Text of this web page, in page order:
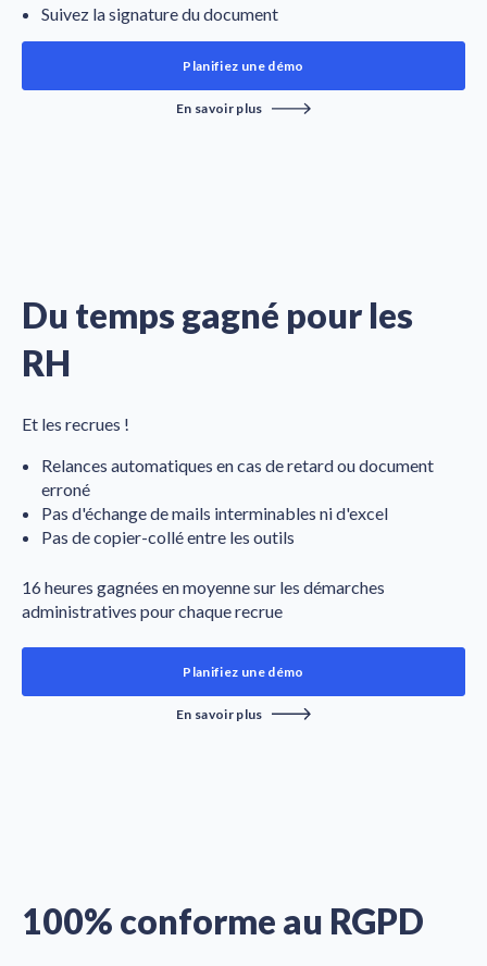
Suivez la signature du document
Planifiez une démo
En savoir plus
Du temps gagné pour les
RH
Et les recrues !
Relances automatiques en cas de retard ou document
erroné
Pas d'échange de mails interminables ni d'excel
Pas de copier-collé entre les outils
16 heures gagnées en moyenne sur les démarches
administratives pour chaque recrue
Planifiez une démo
En savoir plus
100% conforme au RGPD